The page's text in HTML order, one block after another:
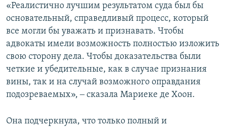
«Реалистично лучшим результатом суда был бы
основательный, справедливый процесс, который
все могли бы уважать и признавать. Чтобы
адвокаты имели возможность полностью изложить
свою сторону дела. Чтобы доказательства были
четкие и убедительные, как в случае признания
вины, так и на случай возможного оправдания
подозреваемых», ‒ сказала Мариеке де Хоон.
Она подчеркнула, что только полный и